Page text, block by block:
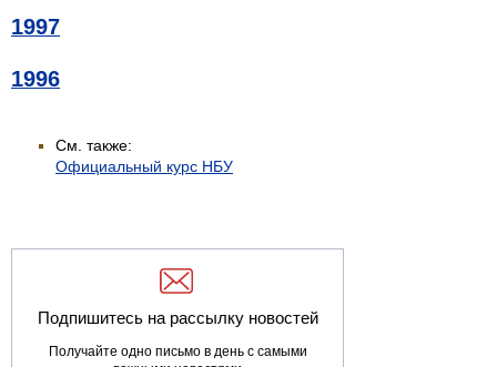
1997
1996
См. также:
Официальный курс НБУ
Подпишитесь на рассылку новостей
Получайте одно письмо в день с самыми